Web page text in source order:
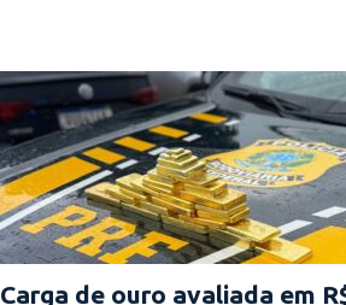
Carga de ouro avaliada em